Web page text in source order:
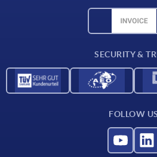
SECURITY &
FOLLOW US